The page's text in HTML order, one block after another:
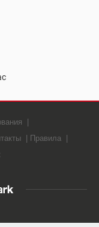
Правила